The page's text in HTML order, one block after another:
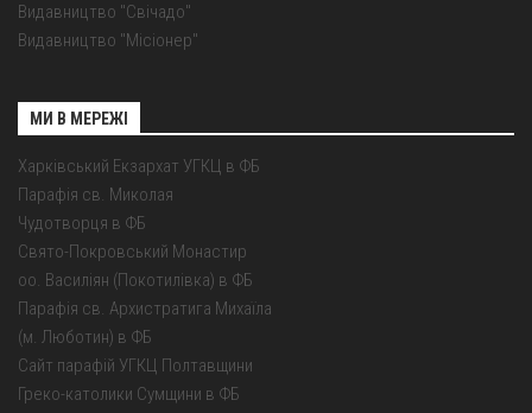
Видавництво "Свічадо"
Видавництво "Місіонер"
МИ В МЕРЕЖІ
Харківський Екзархат УГКЦ в ФБ
Парафія св. Миколая
Чудотворця в ФБ
Свято-Покровський Монастир
оо. Василіян (Покотилівка) в ФБ
Парафія св. Архистратига Михаїла
(м. Люботин) в ФБ
Сайт парафій УГКЦ Полтавщини
Греко-католики Сумщини в ФБ